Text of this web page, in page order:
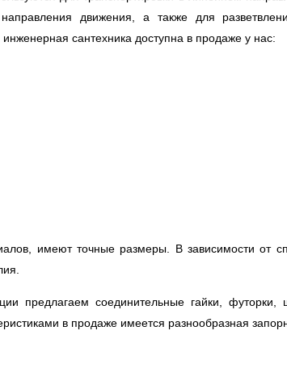
движения, а также для
сантехника доступна в продаже у нас:
имеют точные размеры. В зависимости от
предлагаем соединительные гайки,
в продаже имеется разнообразная